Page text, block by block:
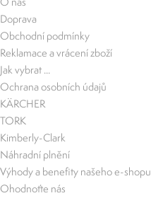
Doprava
Obchodní podmínky
Reklamace a vrácení zboží
Jak vybrat ...
Ochrana osobních údajů
KÄRCHER
TORK
Kimberly-Clark
Náhradní plnění
Výhody a benefity našeho e-shopu
Ohodnoťte nás